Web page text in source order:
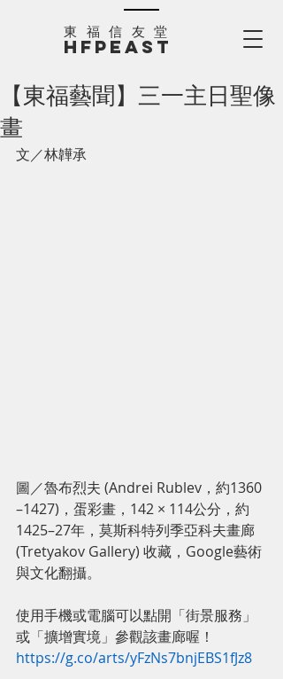
HFPEAST
​東福信友堂
【東福藝聞】三一主日聖像
畫
文／林韡承
圖／魯布烈夫 (Andrei Rublev，約1360
–1427)，蛋彩畫，142 × 114公分，約
1425–27年，莫斯科特列季亞科夫畫廊
(Tretyakov Gallery) 收藏，Google藝術
與文化翻攝。
使用手機或電腦可以點開「街景服務」
或「擴增實境」參觀該畫廊喔！
https://g.co/arts/yFzNs7bnjEBS1fJz8